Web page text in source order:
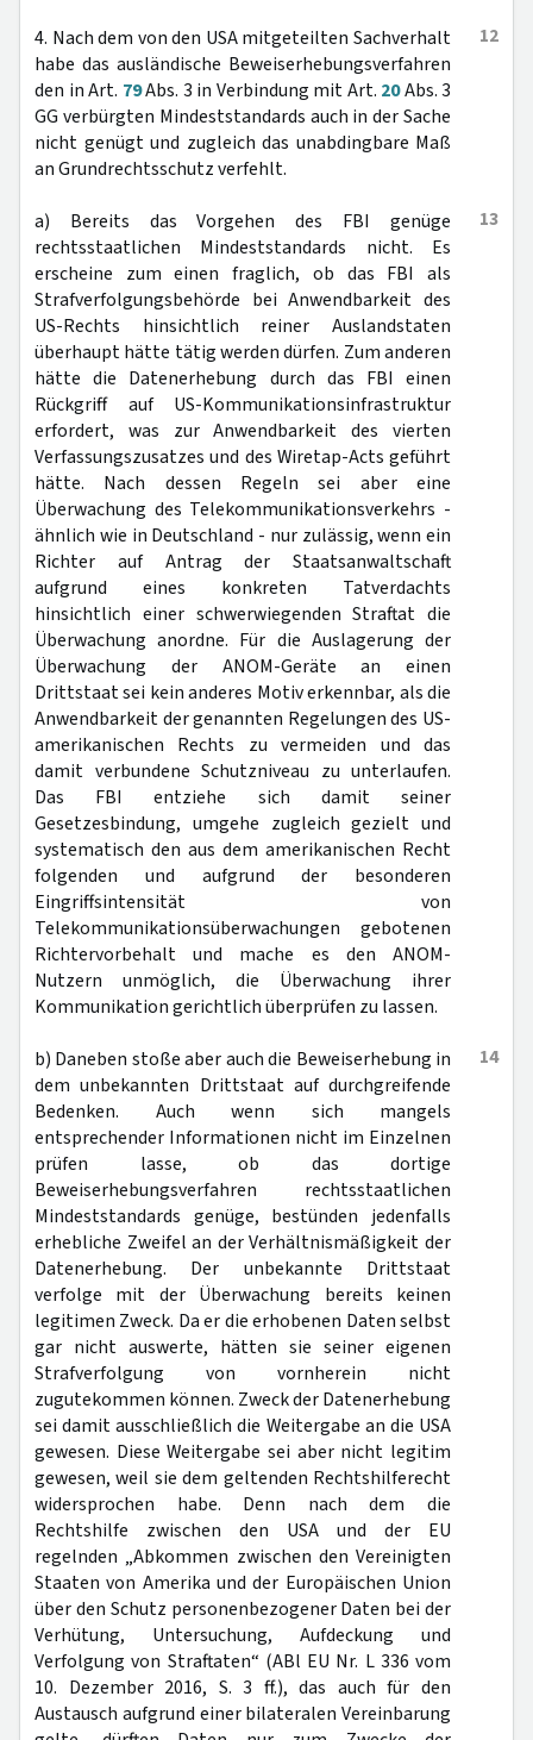
12
4. Nach dem von den USA mitgeteilten Sachverhalt
habe das ausländische Beweiserhebungsverfahren
den in Art. 79Abs. 3 in Verbindung mit Art. 20Abs. 3
GG verbürgten Mindeststandards auch in der Sache
nicht genügt und zugleich das unabdingbare Maß
an Grundrechtsschutz verfehlt.
13
a) Bereits das Vorgehen des FBI genüge
rechtsstaatlichen Mindeststandards nicht. Es
erscheine zum einen fraglich, ob das FBI als
Strafverfolgungsbehörde bei Anwendbarkeit des
US-Rechts hinsichtlich reiner Auslandstaten
überhaupt hätte tätig werden dürfen. Zum anderen
hätte die Datenerhebung durch das FBI einen
Rückgriff auf US-Kommunikationsinfrastruktur
erfordert, was zur Anwendbarkeit des vierten
Verfassungszusatzes und des Wiretap-Acts geführt
hätte. Nach dessen Regeln sei aber eine
Überwachung des Telekommunikationsverkehrs -
ähnlich wie in Deutschland - nur zulässig, wenn ein
Richter auf Antrag der Staatsanwaltschaft
aufgrund eines konkreten Tatverdachts
hinsichtlich einer schwerwiegenden Straftat die
Überwachung anordne. Für die Auslagerung der
Überwachung der ANOM-Geräte an einen
Drittstaat sei kein anderes Motiv erkennbar, als die
Anwendbarkeit der genannten Regelungen des US-
amerikanischen Rechts zu vermeiden und das
damit verbundene Schutzniveau zu unterlaufen.
Das FBI entziehe sich damit seiner
Gesetzesbindung, umgehe zugleich gezielt und
systematisch den aus dem amerikanischen Recht
folgenden und aufgrund der besonderen
Eingriffsintensität von
Telekommunikationsüberwachungen gebotenen
Richtervorbehalt und mache es den ANOM-
Nutzern unmöglich, die Überwachung ihrer
Kommunikation gerichtlich überprüfen zu lassen.
14
b) Daneben stoße aber auch die Beweiserhebung in
dem unbekannten Drittstaat auf durchgreifende
Bedenken. Auch wenn sich mangels
entsprechender Informationen nicht im Einzelnen
prüfen lasse, ob das dortige
Beweiserhebungsverfahren rechtsstaatlichen
Mindeststandards genüge, bestünden jedenfalls
erhebliche Zweifel an der Verhältnismäßigkeit der
Datenerhebung. Der unbekannte Drittstaat
verfolge mit der Überwachung bereits keinen
legitimen Zweck. Da er die erhobenen Daten selbst
gar nicht auswerte, hätten sie seiner eigenen
Strafverfolgung von vornherein nicht
zugutekommen können. Zweck der Datenerhebung
sei damit ausschließlich die Weitergabe an die USA
gewesen. Diese Weitergabe sei aber nicht legitim
gewesen, weil sie dem geltenden Rechtshilferecht
widersprochen habe. Denn nach dem die
Rechtshilfe zwischen den USA und der EU
regelnden „Abkommen zwischen den Vereinigten
Staaten von Amerika und der Europäischen Union
über den Schutz personenbezogener Daten bei der
Verhütung, Untersuchung, Aufdeckung und
Verfolgung von Straftaten“ (ABl EU Nr. L 336 vom
10. Dezember 2016, S. 3 ff.), das auch für den
Austausch aufgrund einer bilateralen Vereinbarung